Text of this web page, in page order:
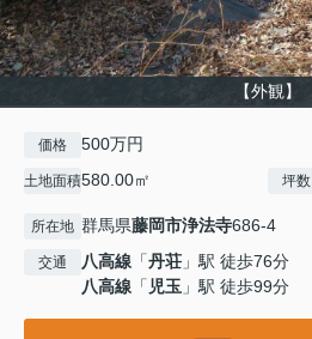
【外観】
価格 500万円
土地面積580.00㎡ 坪数
所在地 群馬県藤岡市浄法寺686-4
交通 八高線 「丹荘 」駅 徒歩76分
八高線 「 児玉 」駅 徒歩99分